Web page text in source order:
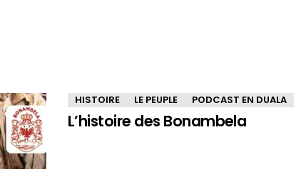
HISTOIRE LE PEUPLE PODCAST EN DUALA
L’histoire des Bonambela